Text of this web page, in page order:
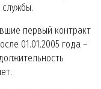
службы.
первый контракт
01.01.2005 года –